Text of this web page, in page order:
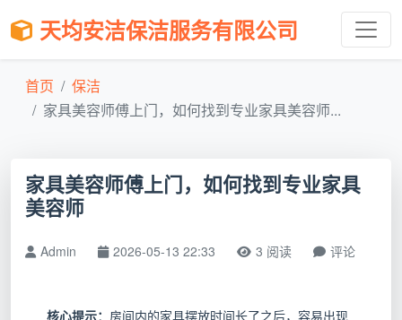
天均安洁保洁服务有限公司
首页
保洁
家具美容师傅上门，如何找到专业家具美容师...
家具美容师傅上门，如何找到专业家具
美容师
Admin 2026-05-13 22:33 3 阅读 评论
核心提示： 房间内的家具摆放时间长了之后，容易出现